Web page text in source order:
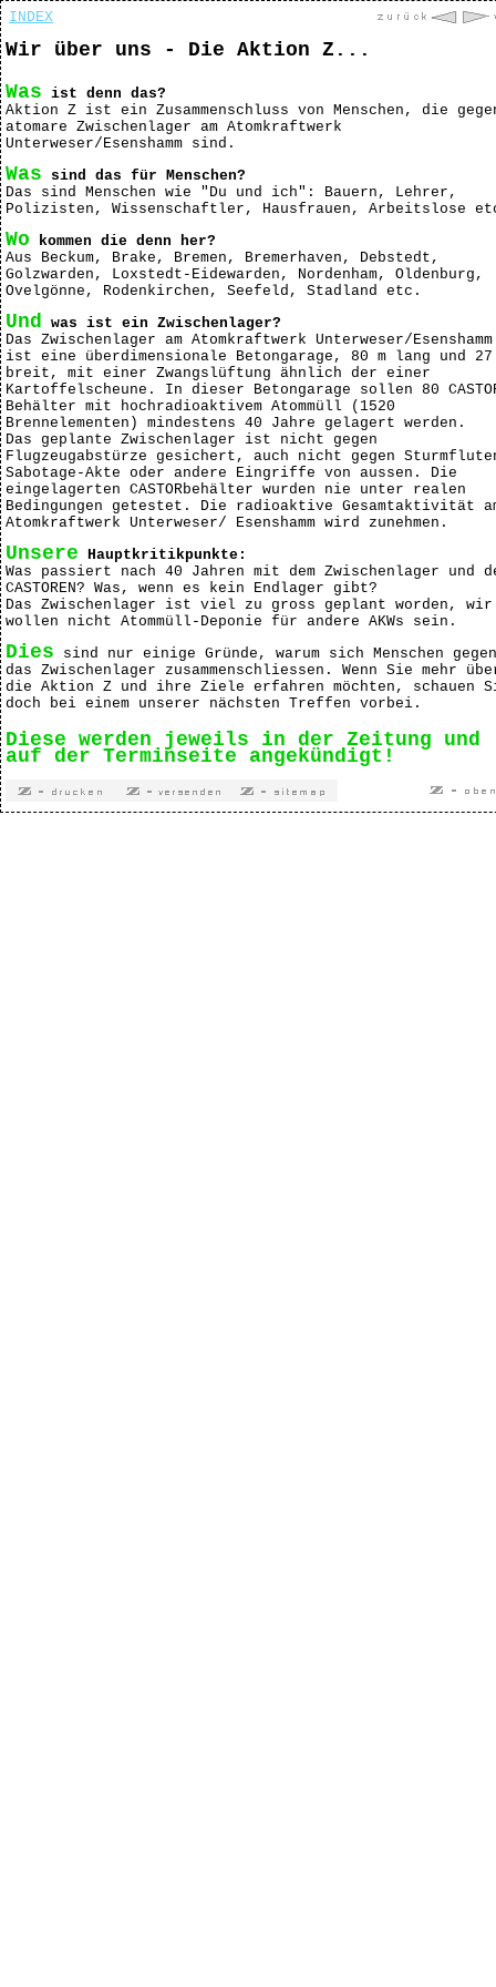
INDEX
Wir über uns - Die Aktion Z...
Was ist denn das?
Aktion Z ist ein Zusammenschluss von Menschen, die
atomare Zwischenlager am Atomkraftwerk
Unterweser/Esenshamm sind.
Was sind das für Menschen?
Das sind Menschen wie "Du und ich": Bauern, Lehrer,
Polizisten, Wissenschaftler, Hausfrauen, Arbeitslose
Wo kommen die denn her?
Aus Beckum, Brake, Bremen, Bremerhaven, Debstedt,
Golzwarden, Loxstedt-Eidewarden, Nordenham, Oldenburg,
Ovelgönne, Rodenkirchen, Seefeld, Stadland etc.
Und was ist ein Zwischenlager?
Das Zwischenlager am Atomkraftwerk Unterweser/Esenshamm
ist eine überdimensionale Betongarage, 80 m lang und 27
breit, mit einer Zwangslüftung ähnlich der einer
Kartoffelscheune. In dieser Betongarage sollen 80
Behälter mit hochradioaktivem Atommüll (1520
Brennelementen) mindestens 40 Jahre gelagert werden.
Das geplante Zwischenlager ist nicht gegen
Flugzeugabstürze gesichert, auch nicht gegen
Sabotage-Akte oder andere Eingriffe von aussen. Die
eingelagerten CASTORbehälter wurden nie unter realen
Bedingungen getestet. Die radioaktive Gesamtaktivität
Atomkraftwerk Unterweser/ Esenshamm wird zunehmen.
Unsere Hauptkritikpunkte:
Was passiert nach 40 Jahren mit dem Zwischenlager und
CASTOREN? Was, wenn es kein Endlager gibt?
Das Zwischenlager ist viel zu gross geplant worden, wir
wollen nicht Atommüll-Deponie für andere AKWs sein.
Dies sind nur einige Gründe, warum sich Menschen gegen
das Zwischenlager zusammenschliessen. Wenn Sie mehr
die Aktion Z und ihre Ziele erfahren möchten, schauen
doch bei einem unserer nächsten Treffen vorbei.
Diese werden jeweils in der Zeitung und
auf der Terminseite angekündigt!